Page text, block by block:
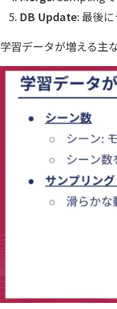
DB Update: 最後
学習データが増える主